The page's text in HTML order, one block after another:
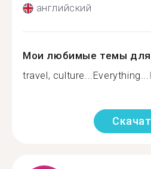
английский
Мои любимые темы для
travel, culture...Everything...